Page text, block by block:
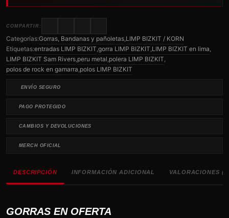
COMPARTIR:
Categorías:Gorras, Bandanas y pañoletas,LIMP BIZKIT / KORN
Etiquetas:entradas LIMP BIZKIT,gorra LIMP BIZKIT,LIMP BIZKIT en lima,
LIMP BIZKIT Sam Rivers,peru metal,polera LIMP BIZKIT,
polos de rock en gamarra,polos LIMP BIZKIT
ENVÍO SEGURO
PAGO PROTEGIDO
CAMBIOS Y DEVOLUCIONES
MERCH OFICIAL
DESCRIPCIÓN INFORMACIÓN ADICIONAL VALORACIONES
GORRAS EN OFERTA